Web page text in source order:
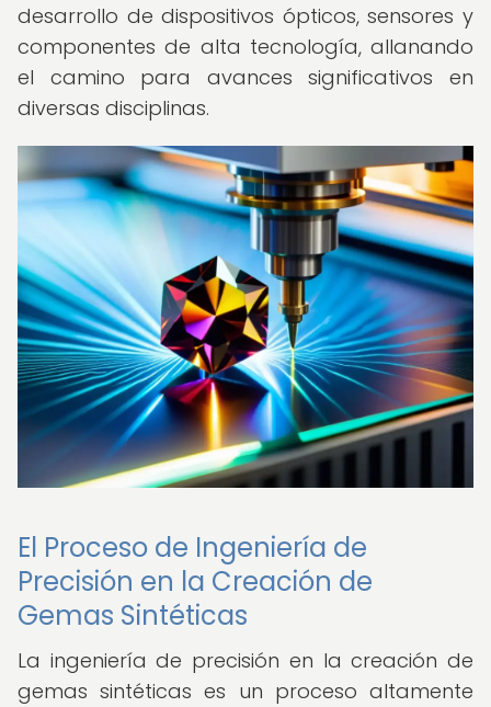
desarrollo de dispositivos ópticos, sensores y
componentes de alta tecnología, allanando
el camino para avances significativos en
diversas disciplinas.
El Proceso de Ingeniería de
Precisión en la Creación de
Gemas Sintéticas
La ingeniería de precisión en la creación de
gemas sintéticas es un proceso altamente